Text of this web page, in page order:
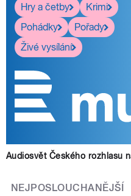
Hry a četby
Krimi
Pohádky
Pořady
Živé vysílání
Audiosvět Českého rozhlasu
NEJPOSLOUCHANĚJŠÍ